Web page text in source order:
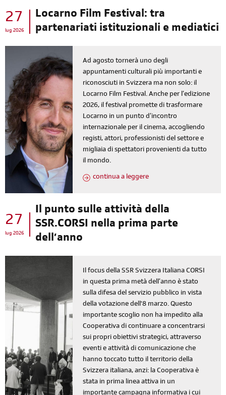
27
lug 2026
Locarno Film Festival: tra
partenariati istituzionali e mediatici
Ad agosto tornerà uno degli
appuntamenti culturali più importanti e
riconosciuti in Svizzera ma non solo: il
Locarno Film Festival. Anche per l’edizione
2026, il festival promette di trasformare
Locarno in un punto d’incontro
internazionale per il cinema, accogliendo
registi, attori, professionisti del settore e
migliaia di spettatori provenienti da tutto
il mondo.
continua a leggere
27
lug 2026
Il punto sulle attività della
SSR.CORSI nella prima parte
dell’anno
Il focus della SSR Svizzera Italiana CORSI
in questa prima metà dell’anno è stato
sulla difesa del servizio pubblico in vista
della votazione dell'8 marzo. Questo
importante scoglio non ha impedito alla
Cooperativa di continuare a concentrarsi
sui propri obiettivi strategici, attraverso
eventi e attività di comunicazione che
hanno toccato tutto il territorio della
Svizzera italiana, anzi: la Cooperativa è
stata in prima linea attiva in un
importante campagna informativa i cui